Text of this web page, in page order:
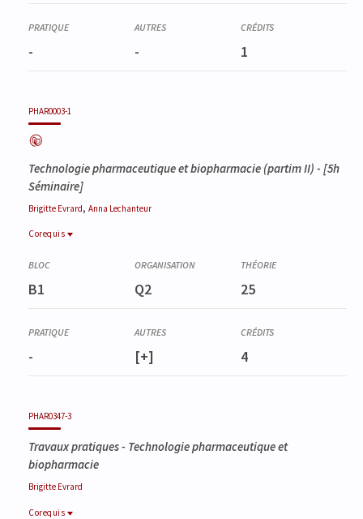
- - 1
PHAR0003-1
Technologie pharmaceutique et biopharmacie (partim II) - [5h
Séminaire]
Brigitte Evrard, Anna Lechanteur
Corequis
Corequis
Technologie pharmaceutique et biopharmacie (partim I)
B1 Q2 25
- [+] 4
PHAR0347-3
Travaux pratiques - Technologie pharmaceutique et
biopharmacie
Brigitte Evrard
Corequis